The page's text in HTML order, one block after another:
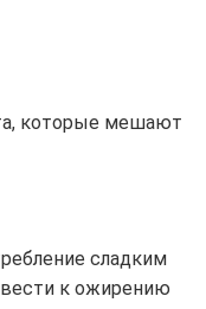
которые мешают
сладким
к ожирению